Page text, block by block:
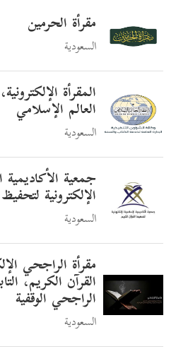
مقرأة الحرمين
السعودية
المقرأة
العالم الإسلامي
السعودية
جمعية الأكاديمية
الإلكترونية
السعودية
مقرأة الراجحي
القرآن الكريم،
الراجحي الوقفية
السعودية